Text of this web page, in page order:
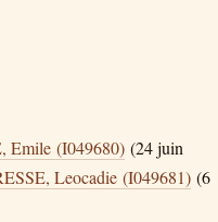
Emile (I049680) (24 juin
Leocadie (I049681) (6